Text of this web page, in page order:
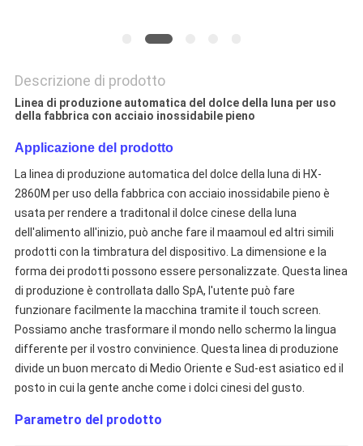
Descrizione di prodotto
Linea di produzione automatica del dolce della luna per uso
della fabbrica con acciaio inossidabile pieno
Applicazione del prodotto
La lineadi produzione automatica del dolce della luna di HX-
2860M per uso della fabbrica con acciaio inossidabile pieno è
usata per rendere a traditonal il dolce cinese della luna
dell'alimento all'inizio, può anche fare il maamoul ed altri simili
prodotti con la timbratura del dispositivo. La dimensione e la
forma dei prodotti possono essere personalizzate. Questa linea
di produzione è controllata dallo SpA, l'utente può fare
funzionare facilmente la macchina tramite il touch screen.
Possiamo anche trasformare il mondo nello schermo la lingua
differente per il vostro convinience. Questa linea di produzione
divide un buon mercato di Medio Oriente e Sud-est asiatico ed il
posto in cui la gente anche come i dolci cinesi del gusto.
Parametro del prodotto